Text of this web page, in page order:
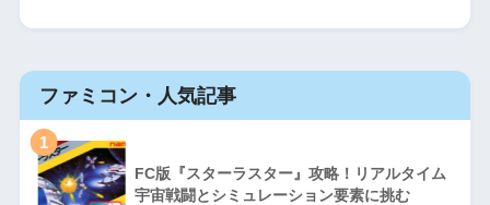
ファミコン・人気記事
1
FC版『スターラスター』攻略！リアルタイム
宇宙戦闘とシミュレーション要素に挑む